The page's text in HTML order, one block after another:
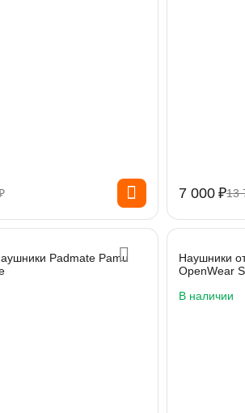
7 000 ₽13
Padmate Pamu
Наушники
OpenWear
В наличии